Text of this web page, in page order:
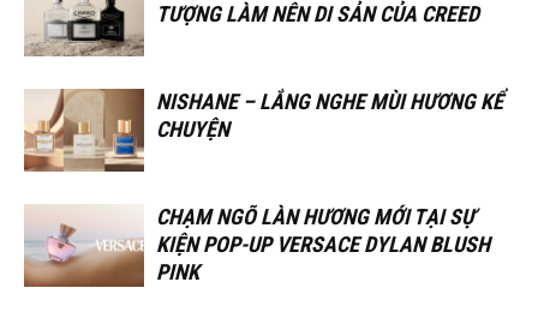
TƯỢNG LÀM NÊN DI SẢN CỦA CREED
NISHANE – LẮNG NGHE MÙI HƯƠNG KỂ
CHUYỆN
CHẠM NGÕ LÀN HƯƠNG MỚI TẠI SỰ
KIỆN POP-UP VERSACE DYLAN BLUSH
PINK